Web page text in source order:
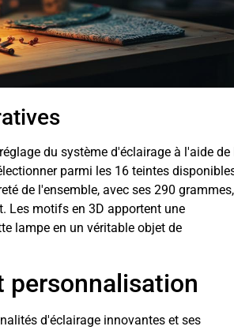
du système d'éclairage à l'aide de
parmi les 16 teintes
de l'ensemble, avec ses 290 grammes,
Les motifs en 3D apportent une
lampe en un véritable objet de
personnalisation
d'éclairage innovantes et ses